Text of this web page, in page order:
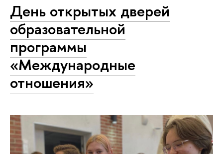
День открытых дверей
образовательной
программы
«Международные
отношения»